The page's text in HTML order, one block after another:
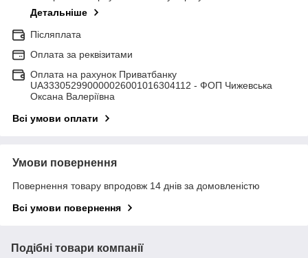
Детальніше
Післяплата
Оплата за реквізитами
Оплата на рахунок Приватбанку
UA333052990000026001016304112 - ФОП Чижевська
Оксана Валеріївна
Всі умови оплати
Умови повернення
Повернення товару впродовж 14 днів за домовленістю
Всі умови повернення
Подібні товари компанії